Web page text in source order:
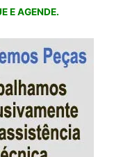
E AGENDE.